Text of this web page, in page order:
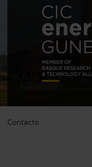
Contacto